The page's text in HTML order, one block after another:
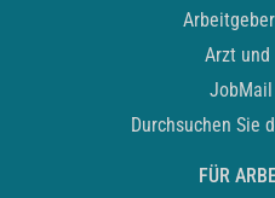
Arzt und
JobMail
Durchsuchen Sie
FÜR